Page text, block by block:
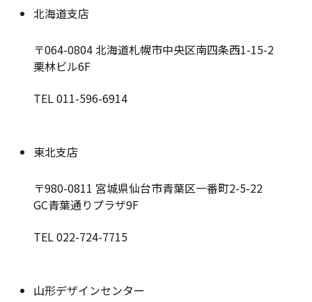
北海道支店
〒064-0804北海道札幌市中央区南四条西1-15-2
栗林ビル6F
TEL 011-596-6914
東北支店
〒980-0811 宮城県仙台市青葉区一番町2-5-22
GC青葉通りプラザ9F
TEL 022-724-7715
山形デザインセンター